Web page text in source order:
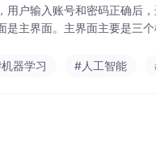
用户输入账号和密码正确后
是主界面。主界面主要是三
器学习
#人工智能